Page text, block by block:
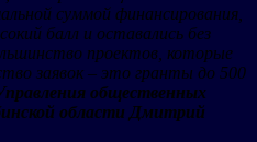
суммой финансирования,
балл и оставались без
проектов, которые
заявок – это гранты до 500
общественных
области Дмитрий